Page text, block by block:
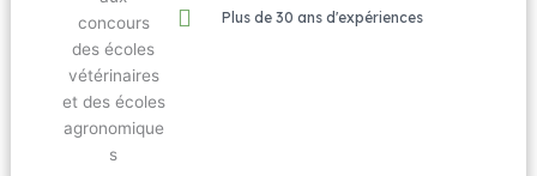
Plus de 30 ans d'expériences